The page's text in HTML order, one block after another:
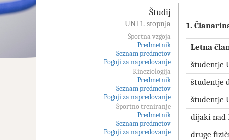
Študij
UNI 1. stopnja
Športna vzgoja
Predmetnik
Seznam predmetov
Pogoji za napredovanje
Kineziologija
Predmetnik
Seznam predmetov
Pogoji za napredovanje
Športno treniranje
Predmetnik
Seznam predmetov
Pogoji za napredovanje
1.
Letna
študentje
študentje
študentje
dijaki nad
druge